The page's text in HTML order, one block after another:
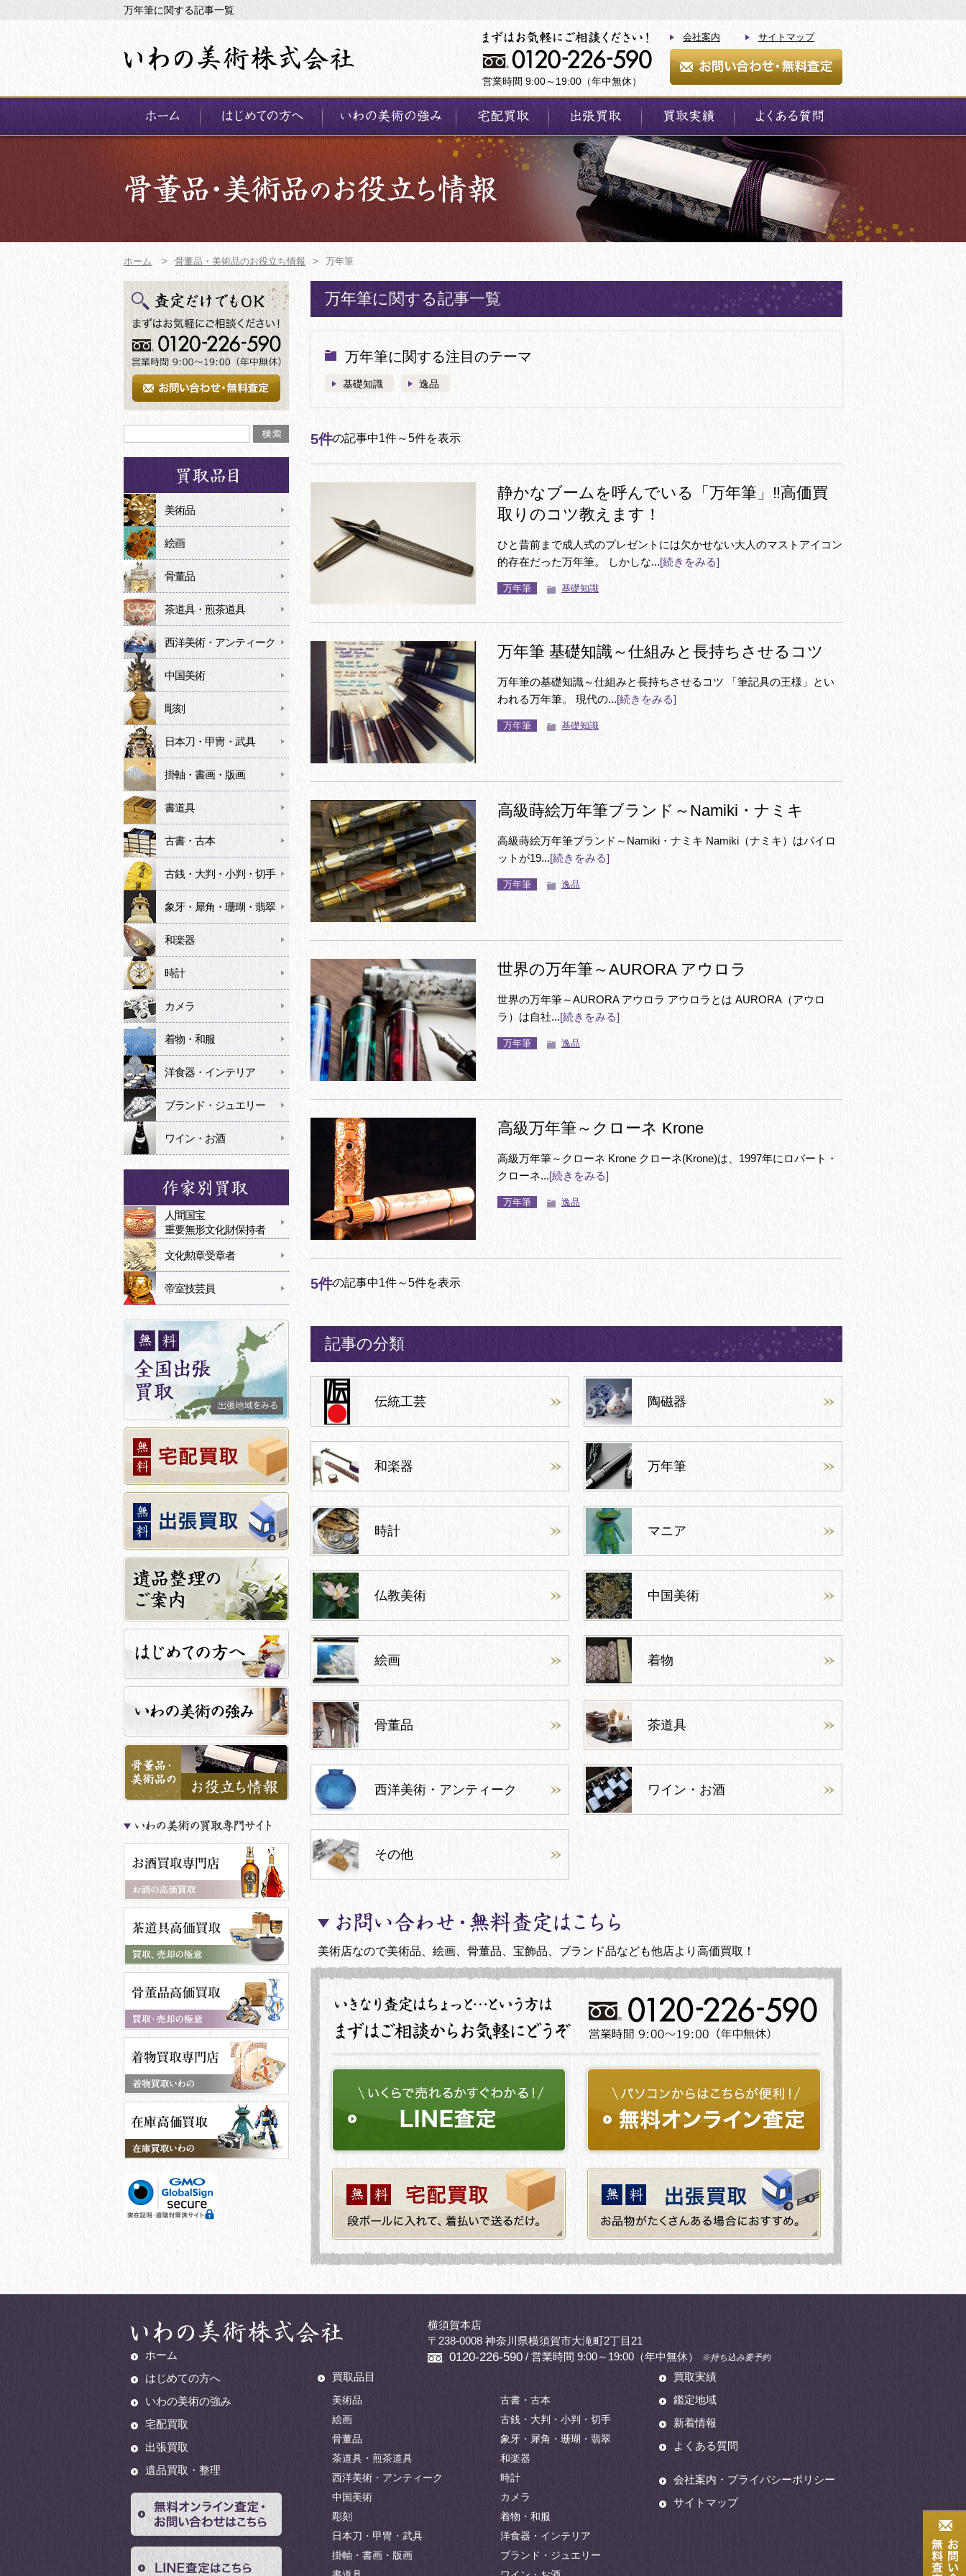
万年筆に関する記事一覧
営業時間 9:00～19:00（年中無休）
会社案内 サイトマップ
ホーム > 骨董品・美術品のお役立ち情報 > 万年筆
万年筆に関する記事一覧
万年筆に関する注目のテーマ
基礎知識 逸品
5件の記事中1件～5件を表示
静かなブームを呼んでいる「万年筆」‼高価買
取りのコツ教えます！
ひと昔前まで成人式のプレゼントには欠かせない大人のマストアイコン
的存在だった万年筆。 しかしな...[続きをみる]
万年筆 基礎知識
万年筆 基礎知識～仕組みと長持ちさせるコツ
万年筆の基礎知識～仕組みと長持ちさせるコツ 「筆記具の王様」とい
われる万年筆。 現代の...[続きをみる]
万年筆 基礎知識
高級蒔絵万年筆ブランド～Namiki・ナミキ
高級蒔絵万年筆ブランド～Namiki・ナミキ Namiki（ナミキ）はパイロ
ットが19...[続きをみる]
万年筆 逸品
世界の万年筆～AURORA アウロラ
世界の万年筆～AURORA アウロラ アウロラとは AURORA（アウロ
ラ）は自社...[続きをみる]
万年筆 逸品
高級万年筆～クローネ Krone
高級万年筆～クローネ Krone クローネ(Krone)は、1997年にロバート・
クローネ...[続きをみる]
万年筆 逸品
5件の記事中1件～5件を表示
記事の分類
伝統工芸 陶磁器
和楽器 万年筆
時計 マニア
仏教美術 中国美術
絵画 着物
骨董品 茶道具
西洋美術・アンティーク ワイン・お酒
その他
美術店なので美術品、絵画、骨董品、宝飾品、ブランド品なども他店より高価買取！
美術品
絵画
骨董品
茶道具・煎茶道具
西洋美術・アンティーク
中国美術
彫刻
日本刀・甲冑・武具
掛軸・書画・版画
書道具
古書・古本
古銭・大判・小判・切手
象牙・犀角・珊瑚・翡翠
和楽器
時計
カメラ
着物・和服
洋食器・インテリア
ブランド・ジュエリー
ワイン・お酒
人間国宝
重要無形文化財保持者
文化勲章受章者
帝室技芸員
横須賀本店
〒238-0008 神奈川県横須賀市大滝町2丁目21
0120-226-590 / 営業時間 9:00～19:00（年中無休） ※持ち込み要予約
ホーム
はじめての方へ
いわの美術の強み
宅配買取
出張買取
遺品買取・整理
買取品目
美術品
絵画
骨董品
茶道具・煎茶道具
西洋美術・アンティーク
中国美術
彫刻
日本刀・甲冑・武具
掛軸・書画・版画
古書・古本
古銭・大判・小判・切手
象牙・犀角・珊瑚・翡翠
和楽器
時計
カメラ
着物・和服
洋食器・インテリア
ブランド・ジュエリー
買取実績
鑑定地域
新着情報
よくある質問
会社案内・プライバシーポリシー
サイトマップ